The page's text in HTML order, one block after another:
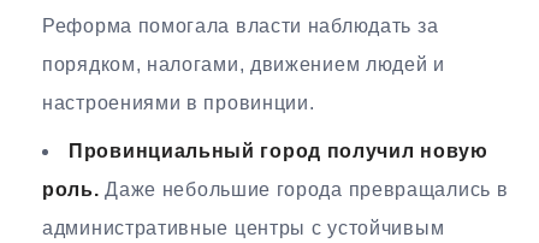
Реформа помогала власти наблюдать за
порядком, налогами, движением людей и
настроениями в провинции.
Провинциальный город получил новую
роль. Даже небольшие города превращались в
административные центры с устойчивым